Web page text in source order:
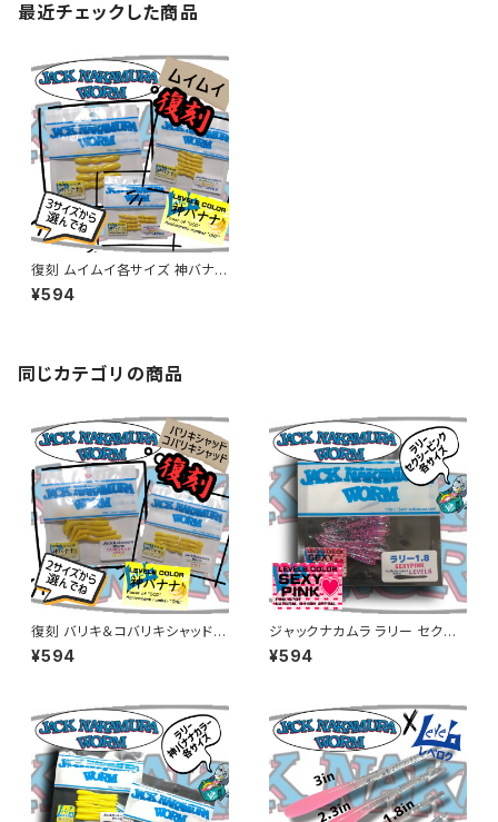
最近チェックした商品
復刻 ムイムイ各サイズ 神バナナ
カラー【ジャックナカムラ】
¥594
同じカテゴリの商品
復刻 バリキ＆コバリキシャッド
神バナナカラー【ジャックナカム
ラ】
¥594
ジャックナカムラ ラリー セクシ
ーピンクカラー 各サイズ
¥594